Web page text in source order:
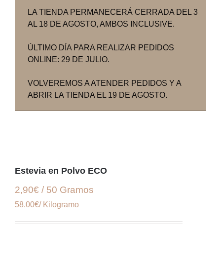
LA TIENDA PERMANECERÁ CERRADA DEL 3
AL 18 DE AGOSTO, AMBOS INCLUSIVE.
ÚLTIMO DÍA PARA REALIZAR PEDIDOS
ONLINE: 29 DE JULIO.
VOLVEREMOS A ATENDER PEDIDOS Y A
ABRIR LA TIENDA EL 19 DE AGOSTO.
Estevia en Polvo ECO
2,90€ / 50 Gramos
58.00€/ Kilogramo